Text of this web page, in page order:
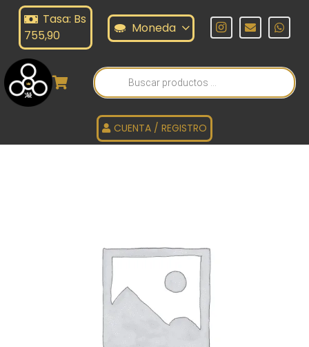
Tasa: Bs
755,90
Moneda
Búsqueda
de
productos
CUENTA / REGISTRO